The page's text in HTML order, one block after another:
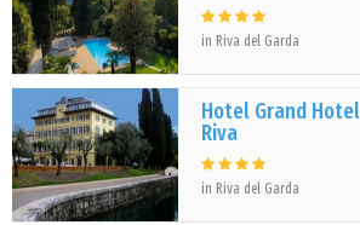
in Riva del Garda
Hotel Grand Hotel
Riva
in Riva del Garda